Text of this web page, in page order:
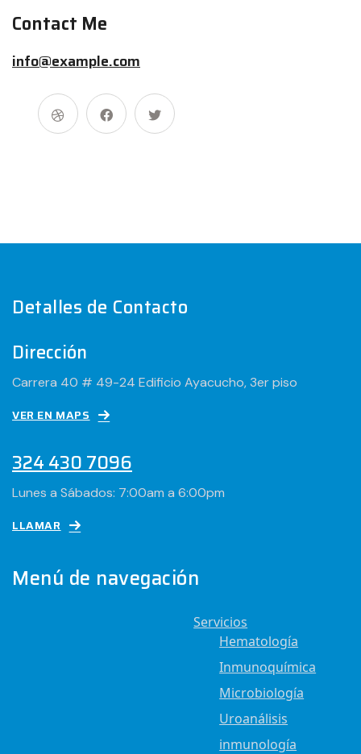
Contact Me
info@example.com
Detalles de Contacto
Dirección
Carrera 40 # 49-24 Edificio Ayacucho, 3er piso
VER EN MAPS
324 430 7096
Lunes a Sábados: 7:00am a 6:00pm
LLAMAR
Menú de navegación
Servicios
Hematología
Inmunoquímica
Microbiología
Uroanálisis
inmunología